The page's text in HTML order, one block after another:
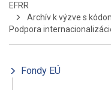
EFRR
Archív k výzve s
Podpora
Fondy EÚ